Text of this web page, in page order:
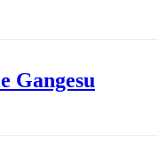
Gangesu